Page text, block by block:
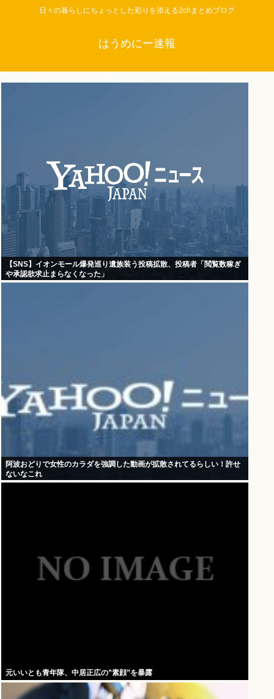
日々の暮らしにちょっとした彩りを添える2chまとめブログ
はうめにー速報
【SNS】イオンモール爆発巡り遺族装う投稿拡散、投稿者「閲覧数稼ぎ
や承認欲求止まらなくなった」
阿波おどりで女性のカラダを強調した動画が拡散されてるらしい！許せ
ないなこれ
元いいとも青年隊、中居正広の”素顔”を暴露